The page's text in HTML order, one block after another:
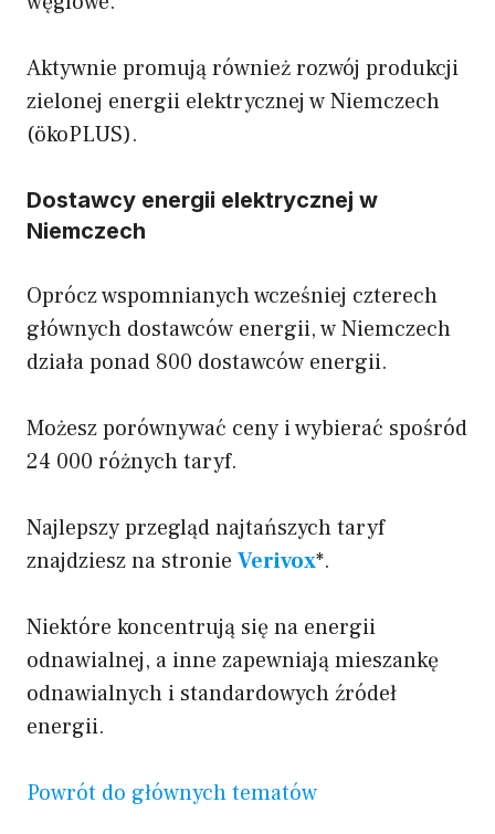
Aktywnie promują również rozwój produkcji
zielonej energii elektrycznej w Niemczech
(ökoPLUS).
Dostawcy energii elektrycznej w
Niemczech
Oprócz wspomnianych wcześniej czterech
głównych dostawców energii, w Niemczech
działa ponad 800 dostawców energii.
Możesz porównywać ceny i wybierać spośród
24 000 różnych taryf.
Najlepszy przegląd najtańszych taryf
znajdziesz na stronie Verivox*.
Niektóre koncentrują się na energii
odnawialnej, a inne zapewniają mieszankę
odnawialnych i standardowych źródeł
energii.
Powrót do głównych tematów